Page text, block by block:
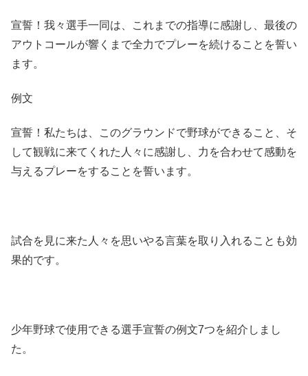
宣誓！我々選手一同は、これまでの指導に感謝し、最後の
アウトコールが響くまで全力でプレーを続けることを誓い
ます。
例文
宣誓！私たちは、このグラウンドで野球ができること、そ
して観戦に来てくれた人々に感謝し、力を合わせて感動を
与えるプレーをすることを誓います。
試合を見に来た人々を思いやる言葉を取り入れることも効
果的です。
少年野球で使用できる選手宣誓の例文7つを紹介しまし
た。